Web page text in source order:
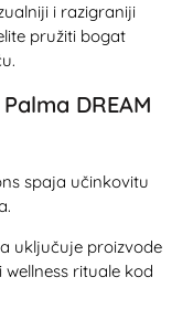
i razigraniji
pružiti bogat
DREAM
spaja učinkovitu
uključuje proizvode
rituale kod